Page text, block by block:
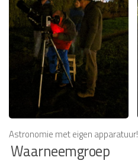
Astronomie met eigen apparatuur!
Waarneemgroep